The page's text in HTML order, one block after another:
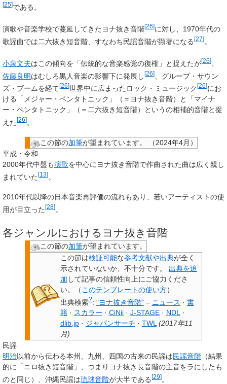
[25]である。
演歌や音楽学校で蔓延してきたヨナ抜き音階[26]に対し、1970年代の
歌謡曲では二六抜き短音階、すなわち民謡音階が顕著になる[27]。
小泉文夫はこの傾向を「伝統的な音楽感覚の復権」と捉えたが[26]
佐藤良明はむしろ黒人音楽の影響下に発展し [26]
、グループ・サウン
ズ・ブームを経て[26]世界中に広まったロック・ミュージック [26]にお
ける「メジャー・ペンタトニック」（＝ヨナ抜き音階）と「マイナ
ー・ペンタトニック」（＝二六抜き短音階）というの相補的音階と捉
えた[26]。
この節の加筆が望まれています。 （2024年4月 ）
平成・令和
2000年代中盤も演歌を中心にヨナ抜き音階で作曲された曲は広く親し
まれていた [13] 。
2010年代以降の日本音楽再評価の流れもあり、若いアーティストの使
用が目立った [28] 。
各ジャンルにおけるヨナ抜き音階
この節の加筆が望まれています。
この節は検証可能な参考文献や出典が全く
示されていないか、不十分です。
出典を追
加 して記事の信頼性向上にご協力くださ
い。
（ このテンプレートの使い方）
出典検索?: "ヨナ抜き音階" – ニュース · 書
籍 · スカラー · CiNii · J-STAGE · NDL ·
dlib.jp · ジャパンサーチ · TWL (2017年11
月)
民謡
明治以前から伝わる本州、九州、四国の古来の民謡は民謡音階 （結果
的に「ニロ抜き短音階」、つまりヨナ抜き長音階の主音をラにしたも
のと同じ）、沖縄民謡は琉球音階が大半である[29]。